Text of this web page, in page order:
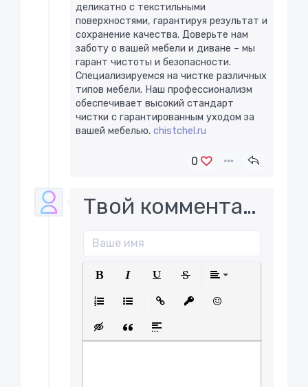
деликатно с текстильными
поверхностями, гарантируя результат и
сохранение качества. Доверьте нам
заботу о вашей мебели и диване – мы
гарант чистоты и безопасности.
Специализируемся на чистке различных
типов мебели. Наш профессионализм
обеспечивает высокий стандарт
чистки с гарантированным уходом за
вашей мебелью. ​ chistchel.ru
0
Твой комментарий..
Вставка скрытого текста
Вставка цитаты
Вставка спойлера